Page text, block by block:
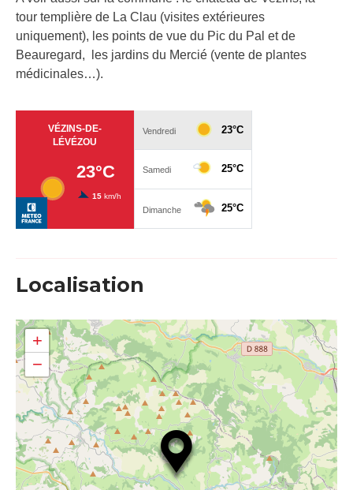
tour templière de La Clau (visites extérieures
uniquement), les points de vue du Pic du Pal et de
Beauregard, les jardins du Mercié (vente de plantes
médicinales…).
Localisation
+
−